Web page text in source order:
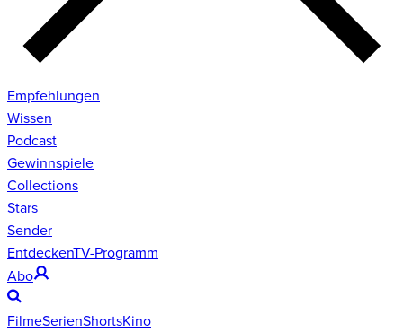
Empfehlungen
Wissen
Podcast
Gewinnspiele
Collections
Stars
Sender
EntdeckenTV-Programm
Abo
FilmeSerienShortsKino